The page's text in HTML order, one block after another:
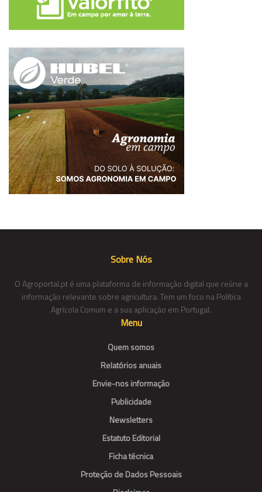
Sobre Nós
O Agroportal.pt é uma plataforma de informação digital que reúne a
informação relevante sobre agricultura. Tem um foco na Política
Agrícola Comum e a sua aplicação em Portugal.
Menu
Quem somos
Relatórios anuais
Envie-nos informação
Publicidade
Newsletters
Estatuto Editorial
Ficha técnica
Proteção de Dados Pessoais